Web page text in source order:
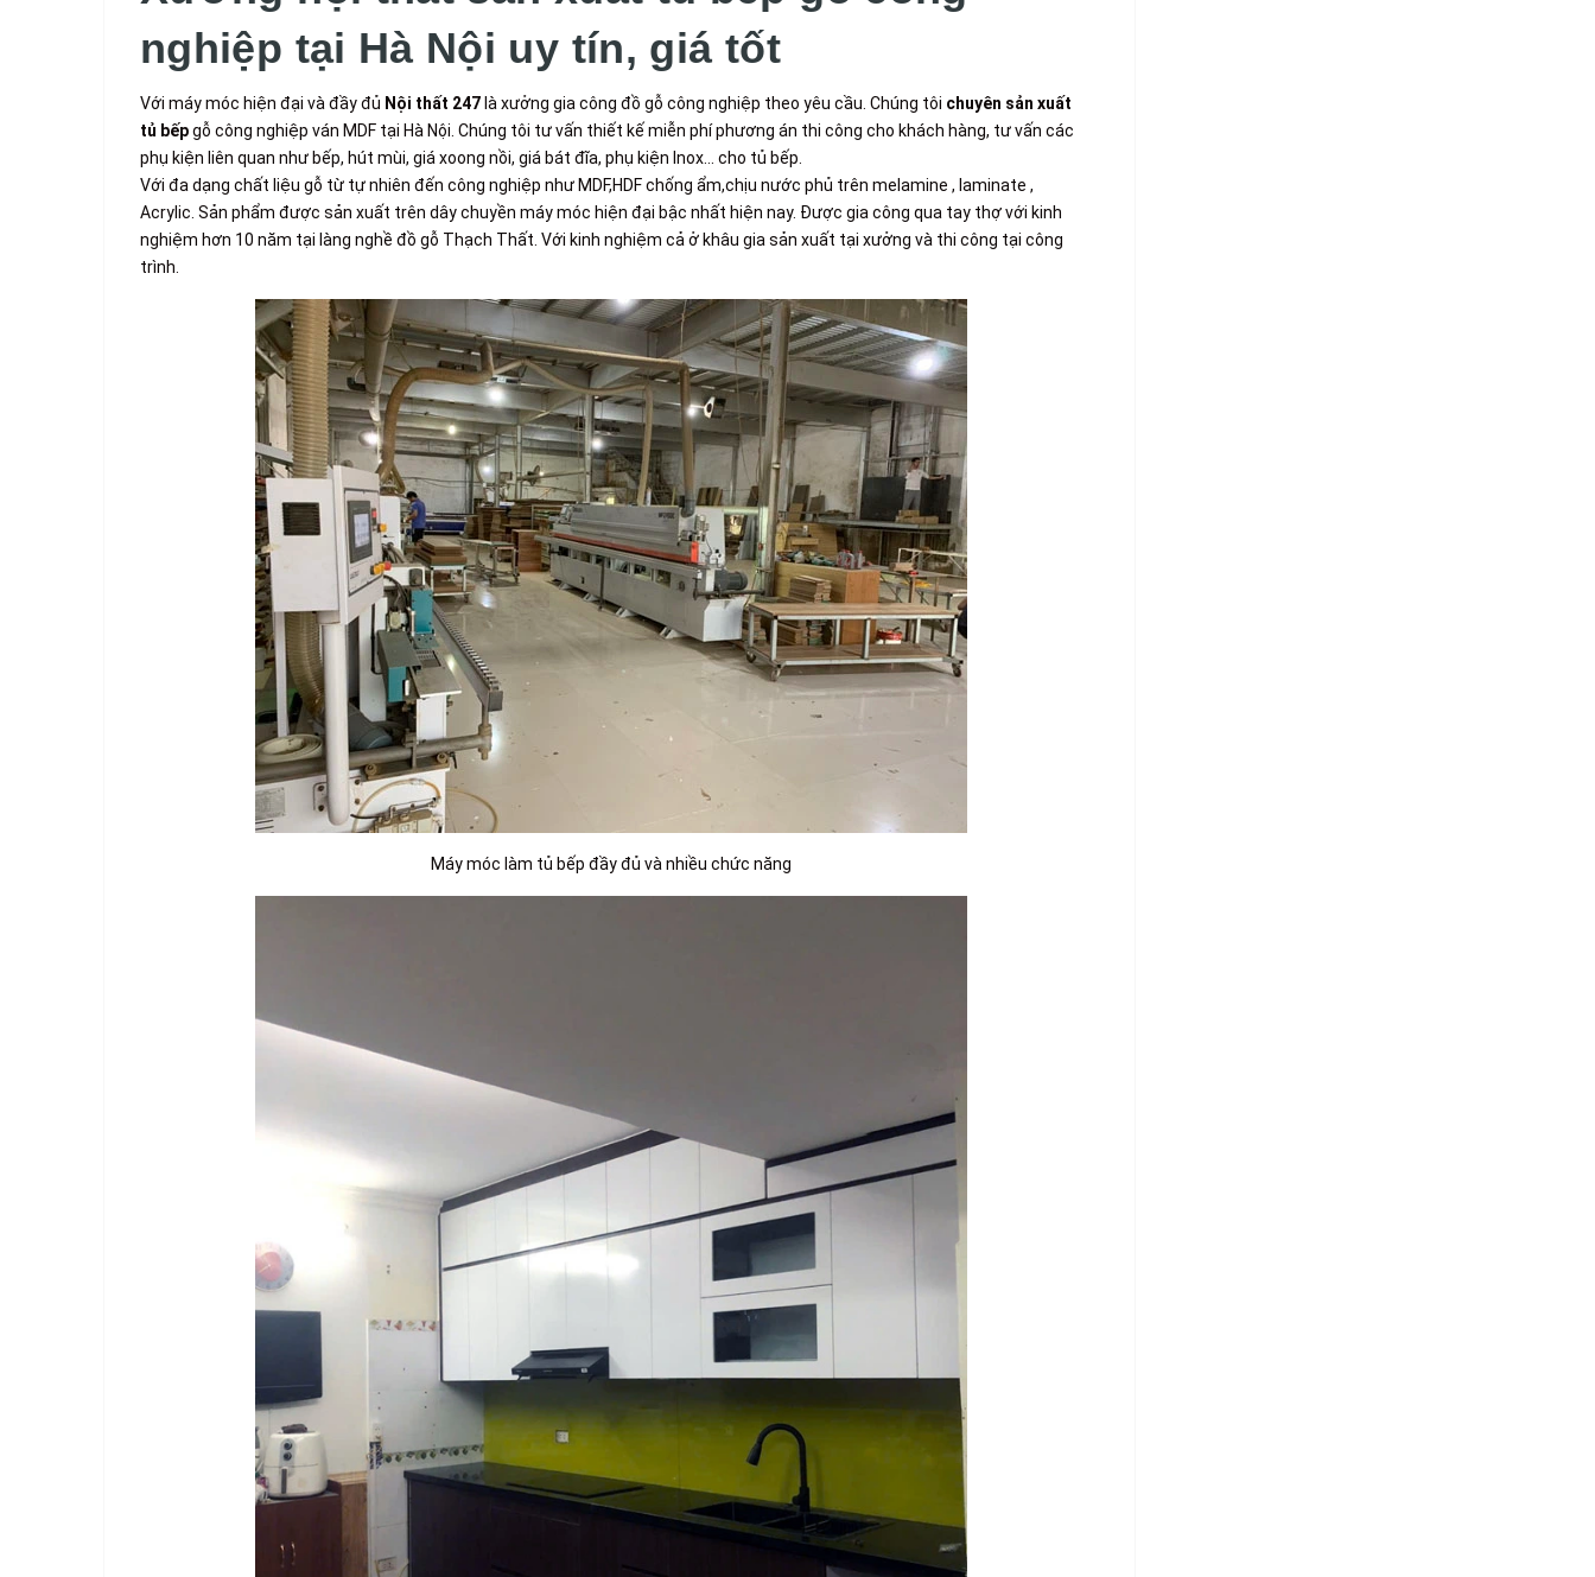
nghiệp tại Hà Nội uy tín, giá tốt
Với máy móc hiện đại và đầy đủ Nội thất 247 là xưởng gia công đồ gỗ công nghiệp theo yêu cầu. Chúng tôi chuyên sản xuất
tủ bếpgỗ công nghiệp ván MDF tại Hà Nội. Chúng tôi tư vấn thiết kế miễn phí phương án thi công cho khách hàng, tư vấn các
phụ kiện liên quan như bếp, hút mùi, giá xoong nồi, giá bát đĩa, phụ kiện Inox... cho tủ bếp.
Với đa dạng chất liệu gỗ từ tự nhiên đến công nghiệp như MDF,HDF chống ẩm,chịu nước phủ trên melamine , laminate ,
Acrylic. Sản phẩm được sản xuất trên dây chuyền máy móc hiện đại bậc nhất hiện nay. Được gia công qua tay thợ với kinh
nghiệm hơn 10 năm tại làng nghề đồ gỗ Thạch Thất. Với kinh nghiệm cả ở khâu gia sản xuất tại xưởng và thi công tại công
trình.
Máy móc làm tủ bếp đầy đủ và nhiều chức năng